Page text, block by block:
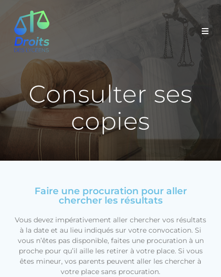
Consulter ses
copies
Faire une procuration pour aller
chercher les résultats
Vous devez impérativement aller chercher vos résultats
à la date et au lieu indiqués sur votre convocation. Si
vous n’êtes pas disponible, faites une procuration à un
proche pour qu’il aille les retirer à votre place. Si vous
êtes mineur, vos parents peuvent aller les chercher à
votre place sans procuration.